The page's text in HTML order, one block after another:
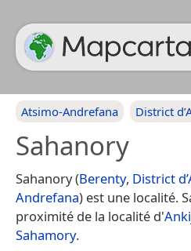
Atsimo-Andrefana District
Sahanory
Sahanory (Berenty, District
Andrefana) est une localité.
proximité de la localité d'
Sahamory.